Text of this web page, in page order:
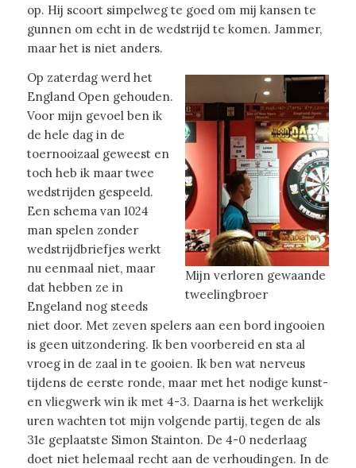
op. Hij scoort simpelweg te goed om mij kansen te
gunnen om echt in de wedstrijd te komen. Jammer,
maar het is niet anders.
Mijn verloren gewaande
tweelingbroer
Op zaterdag werd het
England Open gehouden.
Voor mijn gevoel ben ik
de hele dag in de
toernooizaal geweest en
toch heb ik maar twee
wedstrijden gespeeld.
Een schema van 1024
man spelen zonder
wedstrijdbriefjes werkt
nu eenmaal niet, maar
dat hebben ze in
Engeland nog steeds
niet door. Met zeven spelers aan een bord ingooien
is geen uitzondering. Ik ben voorbereid en sta al
vroeg in de zaal in te gooien. Ik ben wat nerveus
tijdens de eerste ronde, maar met het nodige kunst-
en vliegwerk win ik met 4-3. Daarna is het werkelijk
uren wachten tot mijn volgende partij, tegen de als
31e geplaatste Simon Stainton. De 4-0 nederlaag
doet niet helemaal recht aan de verhoudingen. In de